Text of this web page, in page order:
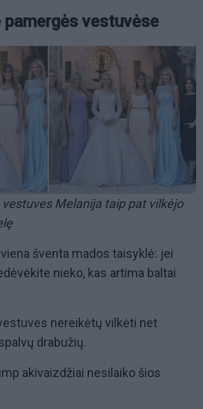
pamergės vestuvėse
Melanija taip pat vilkėjo
šventa mados taisyklė: jei
nieko, kas artima baltai
nereikėtų vilkėti net
drabužių.
akivaizdžiai nesilaiko šios